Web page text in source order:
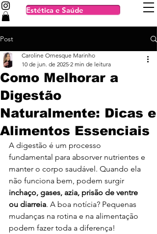
Estética e Saúde
Post
Como Melhorar a
Digestão
Naturalmente: Dicas e
Alimentos Essenciais
Caroline Ornesque Marinho
10 de jun. de 2025 2 min de leitura
A digestão é um processo
fundamental para absorver nutrientes e
manter o corpo saudável. Quando ela
não funciona bem, podem surgir
inchaço, gases, azia, prisão de ventre
ou diarreia. A boa notícia? Pequenas
mudanças na rotina e na alimentação
podem fazer toda a diferença!